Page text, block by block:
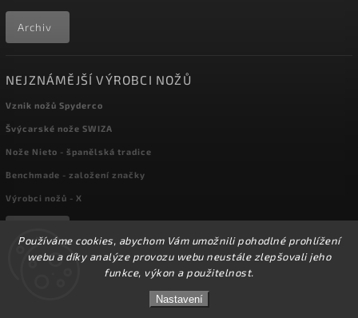
Používáme cookies, abychom Vám umožnili pohodlné prohlížení
webu a díky analýze provozu webu neustále zlepšovali jeho
funkce, výkon a použitelnost.
Nastavení
☀️Ve dnech 3-14.8 2026 máme zavřeno z důvodu
DOVOLENÉ. Eshop zůstává v provozu, objednávky
budeme zpracovávat v pondělí 17.8.2026. Děkujeme za
Archiv
NEJZNÁMĚJŠÍ VÝROBCI NOŽŮ
Vznik nožů Spyderco
Švýcarské nože SWIZA
Nože Nieto - španělská tradice
Benchmade - založení značky
Výrobci nožů - X
kapesni-noze.cz
Upravit nastavení cookies